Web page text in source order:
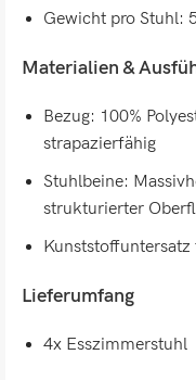
Gewicht pro Stuhl:
Materialien &
Bezug: 100%
strapazierfähig
Stuhlbeine:
strukturierter
Lieferumfang
4x Esszimmerstuhl